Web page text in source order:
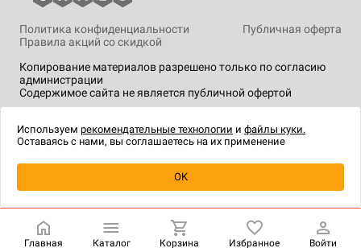
Уведомить о наличии
Копирование материалов разрешено только по согласию
администрации
Содержимое сайта не является публичной офертой
Политика конфиденциальности
Публичная оферта
Правила акций со скидкой
технологии.
Главная Каталог Корзина Избранное Войти
Используем рекомендательные технологии и файлы куки.
Оставаясь с нами, вы соглашаетесь на их применение
OK